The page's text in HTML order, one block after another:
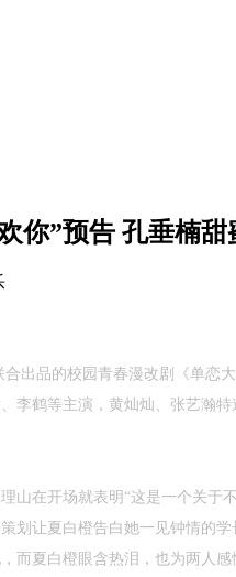
你”预告 孔垂楠
出品的校园青春漫改剧《单恋
李鹤等主演，黄灿灿、张艺瀚特
山在开场就表明“这是一个关
划让夏白橙告白她一见钟情的
而夏白橙眼含热泪，也为两人感